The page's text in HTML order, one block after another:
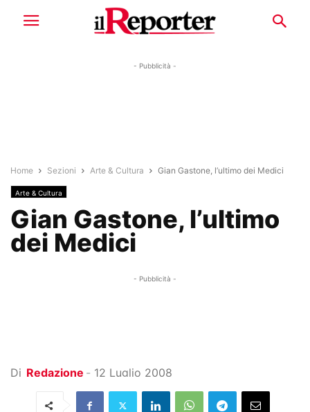
- Pubblicità -
Home Sezioni Arte & Cultura Gian Gastone, l’ultimo dei Medici
Arte & Cultura
Gian Gastone, l’ultimo
dei Medici
- Pubblicità -
Di Redazione - 12 Luglio 2008